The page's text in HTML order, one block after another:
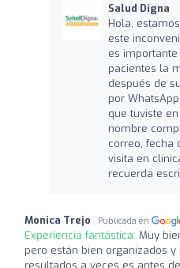
Salud Digna
Hola,
este
es
pacientes la
después de
por
que tuviste
nombre
correo, fecha
visita en
recuerda
Monica Trejo Publicada en
Experiencia fantástica: Muy
pero están bien organizados
resultados a veces es antes